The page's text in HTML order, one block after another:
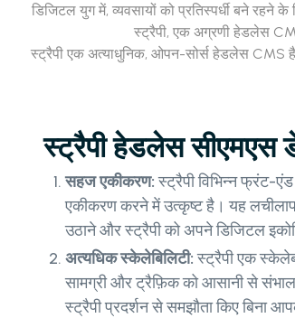
डिजिटल युग में, व्यवसायों को प्रतिस्पर्धी बने
स्ट्रैपी, एक अग्रणी हेडलेस
स्ट्रैपी एक अत्याधुनिक, ओपन-सोर्स हेडलेस CMS
स्ट्रैपी हेडलेस
सहज एकीकरण:स्ट्रैपी विभिन्न फ्रंट-
एकीकरण करने में उत्कृष्ट है। यह
उठाने और स्ट्रैपी को अपने डिजिटल
अत्यधिक स्केलेबिलिटी:स्ट्रैपी एक
सामग्री और ट्रैफ़िक को आसानी से
स्ट्रैपी प्रदर्शन से समझौता किए बिना